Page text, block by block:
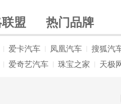
盟 热门品牌
爱卡汽车 凤凰汽车 搜狐汽
爱奇艺汽车 珠宝之家 天极